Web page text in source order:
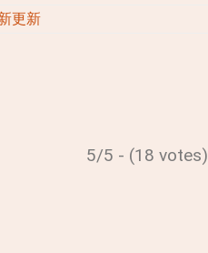
更新
5/5 - (18 votes)